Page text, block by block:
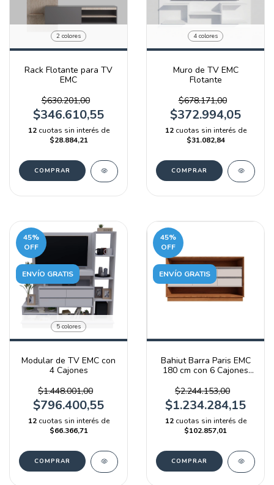
2 colores
Rack Flotante para TV
EMC
$630.201,00
$346.610,55
12 cuotas sin interés de
$28.884,21
COMPRAR
4 colores
Muro de TV EMC
Flotante
$678.171,00
$372.994,05
12 cuotas sin interés de
$31.082,84
COMPRAR
45%
OFF
ENVÍO GRATIS
5 colores
Modular de TV EMC con
4 Cajones
$1.448.001,00
$796.400,55
12 cuotas sin interés de
$66.366,71
COMPRAR
45%
OFF
ENVÍO GRATIS
Bahiut Barra Paris EMC
180 cm con 6 Cajones
$2.244.153,00
$1.234.284,15
12 cuotas sin interés de
$102.857,01